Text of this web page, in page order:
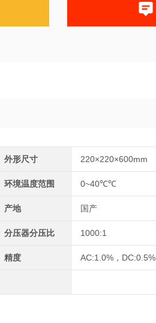
外形尺寸 220×220×600mm
环境温度范围 0~40℃℃
产地 国产
分压器分压比 1000:1
精度 AC:1.0%，DC:0.5%